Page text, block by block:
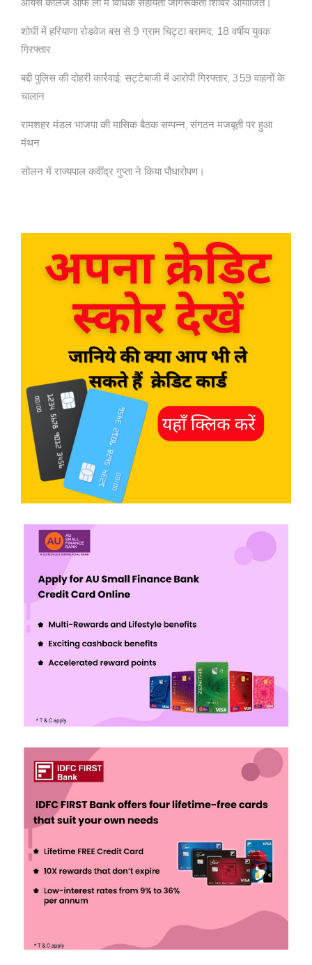
शोघी में हरियाणा रोडवेज बस से 9 ग्राम चिट्टा बरामद, 18 वर्षीय युवक
गिरफ्तार
बद्दी पुलिस की दोहरी कार्रवाई: सट्टेबाजी में आरोपी गिरफ्तार, 359 वाहनों के
चालान
रामशहर मंडल भाजपा की मासिक बैठक सम्पन्न, संगठन मजबूती पर हुआ
मंथन
सोलन में राज्यपाल कवींद्र गुप्ता ने किया पौधारोपण।